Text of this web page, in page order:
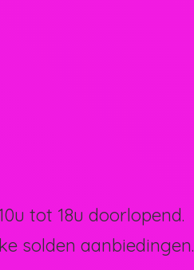
tot 18u doorlopend.
solden aanbiedingen.